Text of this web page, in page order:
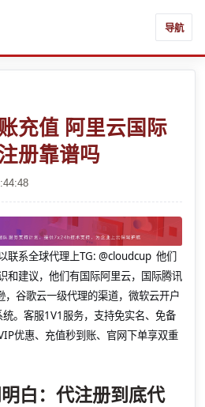
导航
充值 阿里云国际
册靠谱吗
联系全球代理上TG: @cloudcup 他们
和建议，他们有国际阿里云，国际腾讯
谷歌云一级代理的渠道，微软云开户
。客服1V1服务，支持免实名、免备
优惠、充值秒到账、官网下单享双重
白：代注册到底代